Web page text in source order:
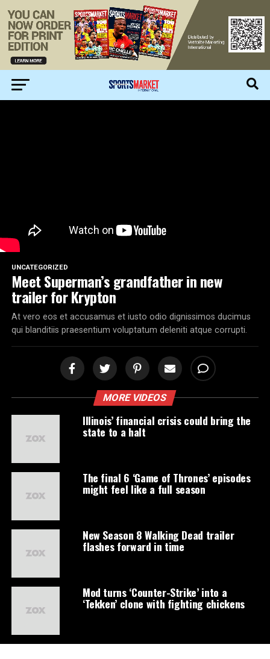
UNCATEGORIZED
Meet Superman’s grandfather in new
trailer for Krypton
At vero eos et accusamus et iusto odio dignissimos ducimus
qui blanditiis praesentium voluptatum deleniti atque corrupti.
MORE VIDEOS
Illinois’ financial crisis could bring the
state to a halt
The final 6 ‘Game of Thrones’ episodes
might feel like a full season
New Season 8 Walking Dead trailer
flashes forward in time
Mod turns ‘Counter-Strike’ into a
‘Tekken’ clone with fighting chickens